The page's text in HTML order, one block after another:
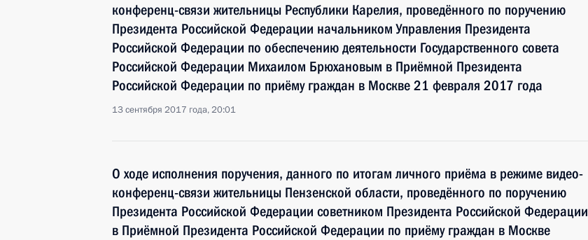
конференц-связи жительницы Республики Карелия, проведённого по поручению
Президента Российской Федерации начальником Управления Президента
Российской Федерации по обеспечению деятельности Государственного совета
Российской Федерации Михаилом Брюхановым в Приёмной Президента
Российской Федерации по приёму граждан в Москве 21 февраля 2017 года
13 сентября 2017 года, 20:01
О ходе исполнения поручения, данного по итогам личного приёма в режиме видео-
конференц-связи жительницы Пензенской области, проведённого по поручению
Президента Российской Федерации советником Президента Российской Федерации
в Приёмной Президента Российской Федерации по приёму граждан в Москве